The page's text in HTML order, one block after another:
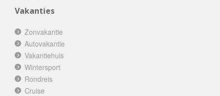
Vakanties
Zonvakantie
Autovakantie
Vakantiehuis
Wintersport
Rondreis
Cruise